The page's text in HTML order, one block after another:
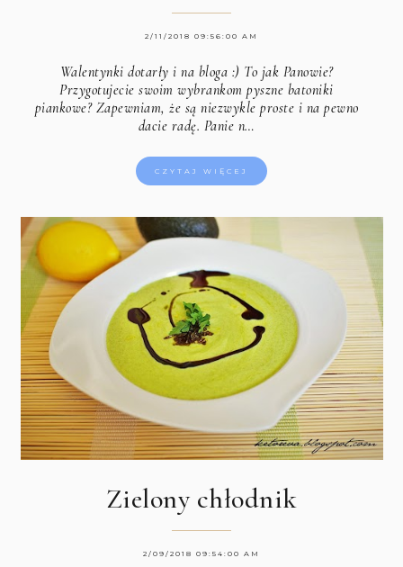
2/11/2018 09:56:00 AM
Walentynki dotarły i na bloga :) To jak Panowie?
Przygotujecie swoim wybrankom pyszne batoniki
piankowe? Zapewniam, że są niezwykle proste i na pewno
dacie radę. Panie n…
CZYTAJ WIĘCEJ
Zielony chłodnik
2/09/2018 09:54:00 AM